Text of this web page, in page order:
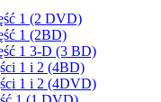
1 (2 DVD)
1 (2BD)
1 3-D (3 BD)
1 i 2 (4BD)
1 i 2 (4DVD)